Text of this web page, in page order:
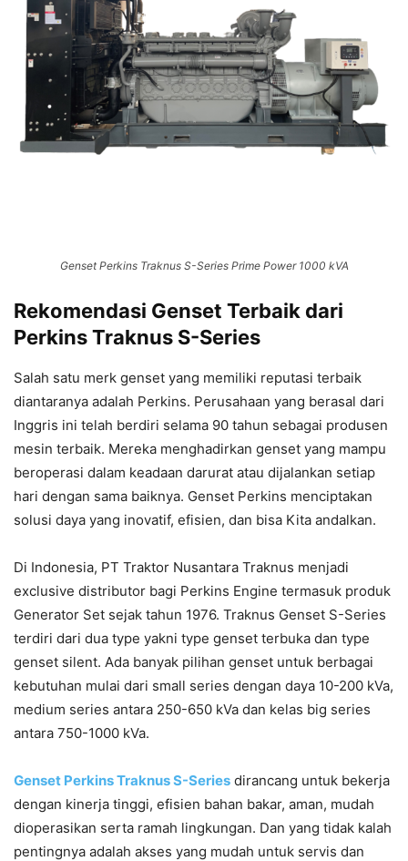
Genset Perkins Traknus S-Series Prime Power 1000 kVA
Rekomendasi Genset Terbaik dari
Perkins Traknus S-Series
Salah satu merk genset yang memiliki reputasi terbaik
diantaranya adalah Perkins. Perusahaan yang berasal dari
Inggris ini telah berdiri selama 90 tahun sebagai produsen
mesin terbaik. Mereka menghadirkan genset yang mampu
beroperasi dalam keadaan darurat atau dijalankan setiap
hari dengan sama baiknya. Genset Perkins menciptakan
solusi daya yang inovatif, efisien, dan bisa Kita andalkan.
Di Indonesia, PT Traktor Nusantara Traknus menjadi
exclusive distributor bagi Perkins Engine termasuk produk
Generator Set sejak tahun 1976. Traknus Genset S-Series
terdiri dari dua type yakni type genset terbuka dan type
genset silent. Ada banyak pilihan genset untuk berbagai
kebutuhan mulai dari small series dengan daya 10-200 kVa,
medium series antara 250-650 kVa dan kelas big series
antara 750-1000 kVa.
Genset Perkins Traknus S-Series dirancang untuk bekerja
dengan kinerja tinggi, efisien bahan bakar, aman, mudah
dioperasikan serta ramah lingkungan. Dan yang tidak kalah
pentingnya adalah akses yang mudah untuk servis dan